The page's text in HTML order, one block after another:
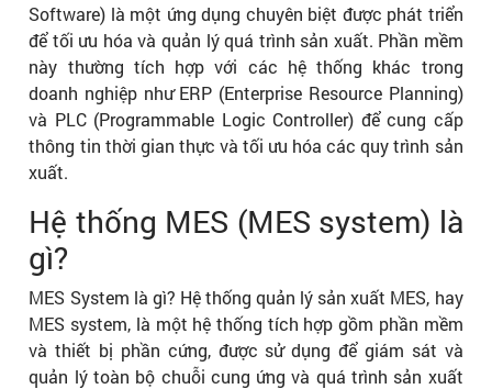
Software) là một ứng dụng chuyên biệt được phát triển
để tối ưu hóa và quản lý quá trình sản xuất. Phần mềm
này thường tích hợp với các hệ thống khác trong
doanh nghiệp như ERP (Enterprise Resource Planning)
và PLC (Programmable Logic Controller) để cung cấp
thông tin thời gian thực và tối ưu hóa các quy trình sản
xuất.
Hệ thống MES (MES system) là
gì?
MES System là gì? Hệ thống quản lý sản xuất MES, hay
MES system, là một hệ thống tích hợp gồm phần mềm
và thiết bị phần cứng, được sử dụng để giám sát và
quản lý toàn bộ chuỗi cung ứng và quá trình sản xuất